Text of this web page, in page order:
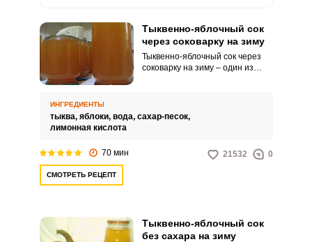
Тыквенно-яблочный сок
через соковарку на зиму
Тыквенно-яблочный сок через
соковарку на зиму – один из
и тыкву, сложить их в резервуар
для фруктов и овощей,
ИНГРЕДИЕНТЫ
тыква, яблоки, вода, сахар-песок,
лимонная кислота
70 мин 21532 0
СМОТРЕТЬ РЕЦЕПТ
Тыквенно-яблочный сок
без сахара на зиму